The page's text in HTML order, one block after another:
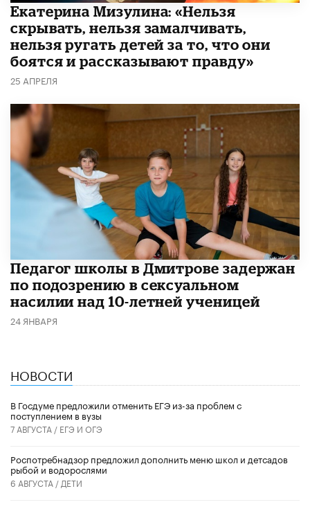
Екатерина Мизулина: «Нельзя
скрывать, нельзя замалчивать,
нельзя ругать детей за то, что они
боятся и рассказывают правду»
25 АПРЕЛЯ
Педагог школы в Дмитрове задержан
по подозрению в сексуальном
насилии над 10-летней ученицей
24 ЯНВАРЯ
НОВОСТИ
В Госдуме предложили отменить ЕГЭ из-за проблем с
поступлением в вузы
7 АВГУСТА / ЕГЭ И ОГЭ
Роспотребнадзор предложил дополнить меню школ и детсадов
рыбой и водорослями
6 АВГУСТА / ДЕТИ